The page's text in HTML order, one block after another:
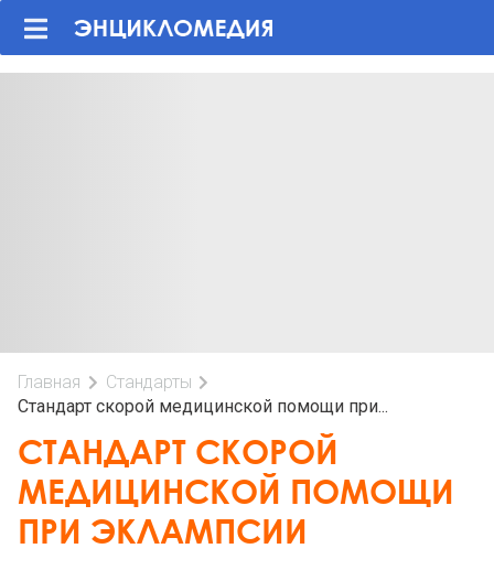
Главная
Стандарты
Стандарт скорой медицинской помощи при...
СТАНДАРТ СКОРОЙ
МЕДИЦИНСКОЙ ПОМОЩИ
ПРИ ЭКЛАМПСИИ